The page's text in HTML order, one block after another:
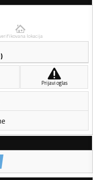
lokacija
Prijavi oglas